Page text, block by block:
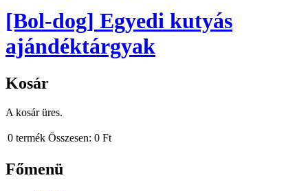
[Bol-dog] Egyedi kutyás
ajándéktárgyak
Kosár
A kosár üres.
0 termék Összesen: 0 Ft
Főmenü